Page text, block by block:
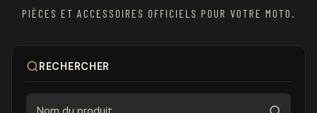
PIÈCES ET ACCESSOIRES OFFICIELS POUR VOTRE MOTO.
RECHERCHER